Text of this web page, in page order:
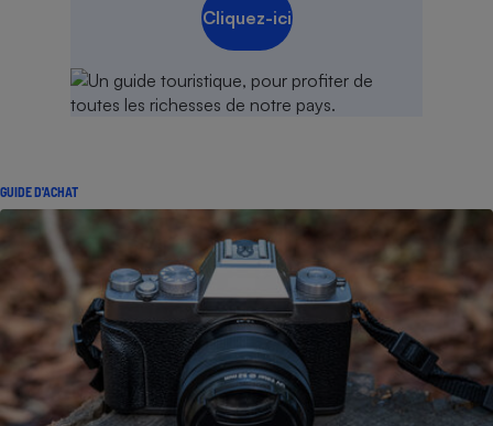
Cliquez-ici
GUIDE D'ACHAT